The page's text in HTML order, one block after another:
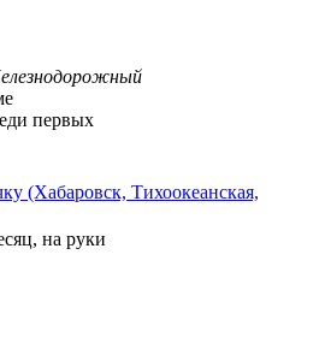
первых
(Хабаровск, Тихоокеанская,
на руки